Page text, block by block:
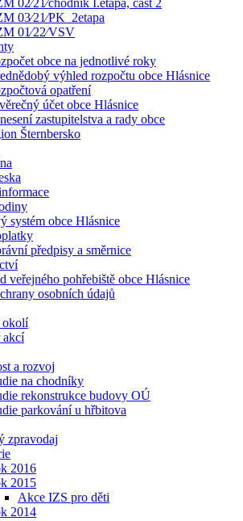
02⁄21⁄chodník I.etapa, část 2
03⁄21⁄PK_2etapa
01⁄22⁄VSV
obce na jednotlivé roky
výhled rozpočtu obce Hlásnice
opatření
účet obce Hlásnice
zastupitelstva a rady obce
Šternbersko
systém obce Hlásnice
předpisy a směrnice
veřejného pohřebiště obce Hlásnice
osobních údajů
okolí
akcí
a rozvoj
na chodníky
rekonstrukce budovy OÚ
parkování u hřbitova
zpravodaj
2016
2015
Akce IZS pro děti
2014